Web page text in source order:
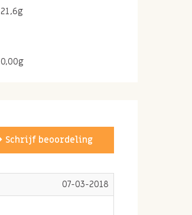
21,6g
0,00g
Schrijf beoordeling
07-03-2018